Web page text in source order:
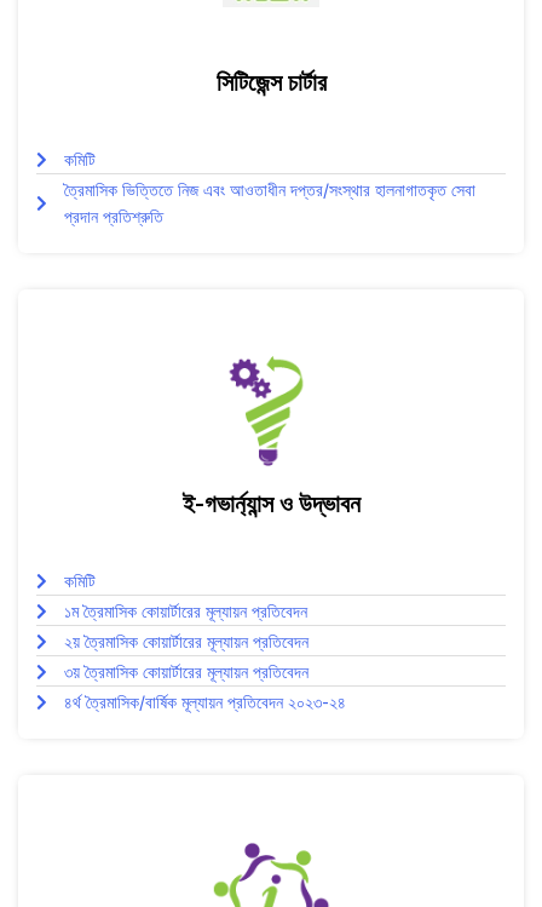
সিটিজেন্স চার্টার
কমিটি
ত্রৈমাসিক ভিত্তিতে নিজ এবং আওতাধীন দপ্তর/সংস্থার হালনাগাতকৃত সেবা
প্রদান প্রতিশ্রুতি
ই-গভার্ন্যান্স ও উদ্ভাবন
কমিটি
১ম ত্রৈমাসিক কোয়ার্টারের মূল্যায়ন প্রতিবেদন
২য় ত্রৈমাসিক কোয়ার্টারের মূল্যায়ন প্রতিবেদন
৩য় ত্রৈমাসিক কোয়ার্টারের মূল্যায়ন প্রতিবেদন
৪র্থ ত্রৈমাসিক/বার্ষিক মূল্যায়ন প্রতিবেদন ২০২৩-২৪